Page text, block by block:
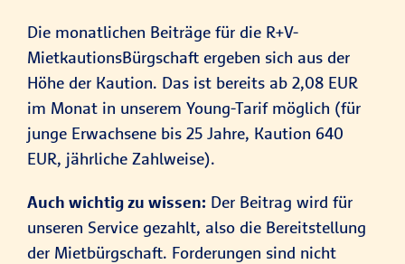
Die monatlichen Beiträge für die R+V-
MietkautionsBürgschaft ergeben sich aus der
Höhe der Kaution. Das ist bereits ab 2,08 EUR
im Monat in unserem Young-Tarif möglich (für
junge Erwachsene bis 25 Jahre, Kaution 640
EUR, jährliche Zahlweise).
Auch wichtig zu wissen: Der Beitrag wird für
unseren Service gezahlt, also die Bereitstellung
der Mietbürgschaft. Forderungen sind nicht